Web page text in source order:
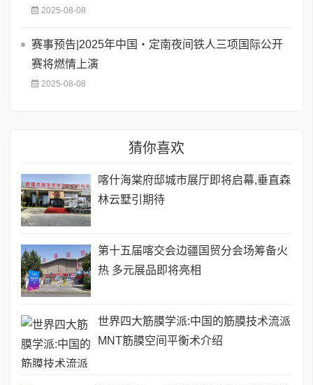
2025-08-08
赛事预告|2025年中国・定南夜间铁人三项国际公开
赛将燃情上演
2025-08-08
猜你喜欢
喀什海棠府邸城市展厅即将启幕,垂直森
林云墅引期待
第十五届喀交会边疆国贸分会场筹备火
热 多元展品即将亮相
世界四大筋膜学派:中国的筋膜技术流派
MNT筋膜空间平衡术介绍